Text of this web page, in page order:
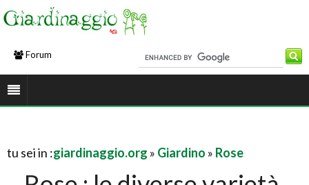
Forum
tu sei in :giardinaggio.org » Giardino » Rose